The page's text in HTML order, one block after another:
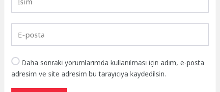
Daha sonraki yorumlarımda kullanılması için adım, e-posta
adresim ve site adresim bu tarayıcıya kaydedilsin.